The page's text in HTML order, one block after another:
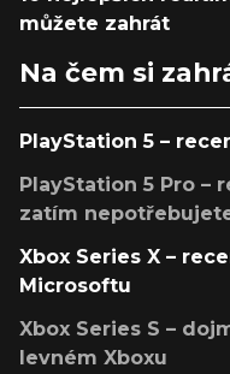
můžete zahrát
Na čem si
PlayStation 5 –
PlayStation 5 Pro –
zatím
Xbox Series X –
Microsoftu
Xbox Series S –
levném Xboxu